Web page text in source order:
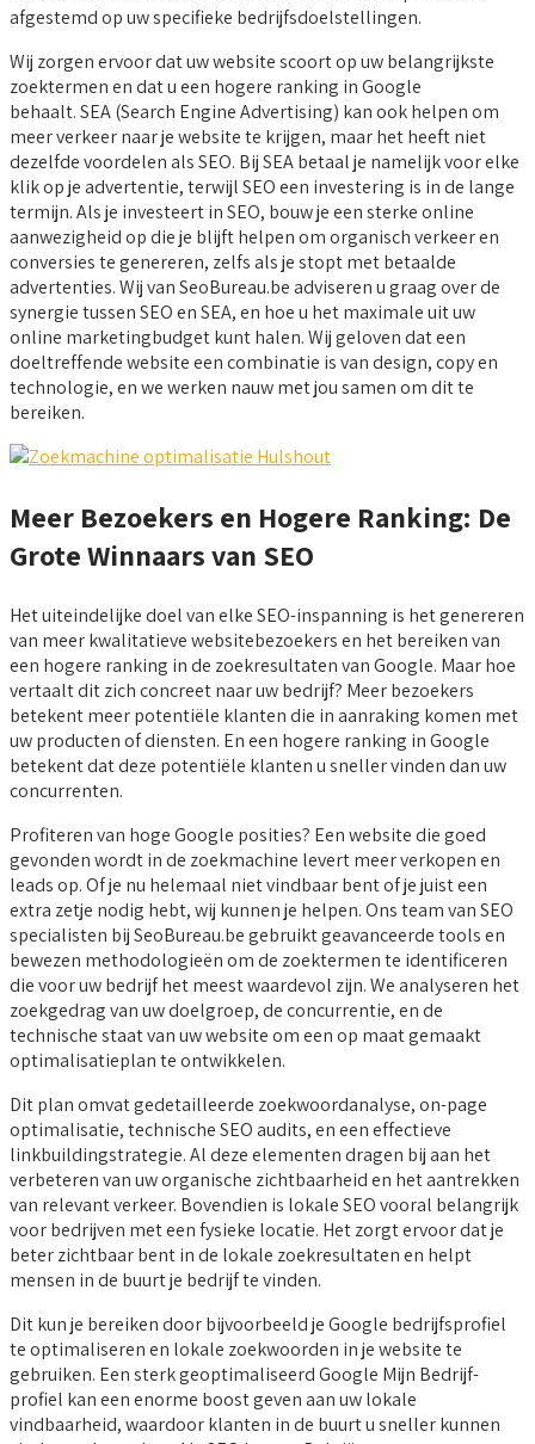
afgestemd op uw specifieke bedrijfsdoelstellingen.
Wij zorgen ervoor dat uw website scoort op uw belangrijkste
zoektermen en dat u een hogere ranking in Google
behaalt. SEA (Search Engine Advertising) kan ook helpen om
meer verkeer naar je website te krijgen, maar het heeft niet
dezelfde voordelen als SEO. Bij SEA betaal je namelijk voor elke
klik op je advertentie, terwijl SEO een investering is in de lange
termijn. Als je investeert in SEO, bouw je een sterke online
aanwezigheid op die je blijft helpen om organisch verkeer en
conversies te genereren, zelfs als je stopt met betaalde
advertenties. Wij van SeoBureau.be adviseren u graag over de
synergie tussen SEO en SEA, en hoe u het maximale uit uw
online marketingbudget kunt halen. Wij geloven dat een
doeltreffende website een combinatie is van design, copy en
technologie, en we werken nauw met jou samen om dit te
bereiken.
Meer Bezoekers en Hogere Ranking: De
Grote Winnaars van SEO
Het uiteindelijke doel van elke SEO-inspanning is het genereren
van meer kwalitatieve websitebezoekers en het bereiken van
een hogere ranking in de zoekresultaten van Google. Maar hoe
vertaalt dit zich concreet naar uw bedrijf? Meer bezoekers
betekent meer potentiële klanten die in aanraking komen met
uw producten of diensten. En een hogere ranking in Google
betekent dat deze potentiële klanten u sneller vinden dan uw
concurrenten.
Profiteren van hoge Google posities? Een website die goed
gevonden wordt in de zoekmachine levert meer verkopen en
leads op. Of je nu helemaal niet vindbaar bent of je juist een
extra zetje nodig hebt, wij kunnen je helpen. Ons team van SEO
specialisten bij SeoBureau.be gebruikt geavanceerde tools en
bewezen methodologieën om de zoektermen te identificeren
die voor uw bedrijf het meest waardevol zijn. We analyseren het
zoekgedrag van uw doelgroep, de concurrentie, en de
technische staat van uw website om een op maat gemaakt
optimalisatieplan te ontwikkelen.
Dit plan omvat gedetailleerde zoekwoordanalyse, on-page
optimalisatie, technische SEO audits, en een effectieve
linkbuildingstrategie. Al deze elementen dragen bij aan het
verbeteren van uw organische zichtbaarheid en het aantrekken
van relevant verkeer. Bovendien is lokale SEO vooral belangrijk
voor bedrijven met een fysieke locatie. Het zorgt ervoor dat je
beter zichtbaar bent in de lokale zoekresultaten en helpt
mensen in de buurt je bedrijf te vinden.
Dit kun je bereiken door bijvoorbeeld je Google bedrijfsprofiel
te optimaliseren en lokale zoekwoorden in je website te
gebruiken. Een sterk geoptimaliseerd Google Mijn Bedrijf-
profiel kan een enorme boost geven aan uw lokale
vindbaarheid, waardoor klanten in de buurt u sneller kunnen